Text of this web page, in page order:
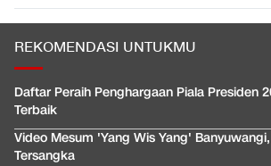
REKOMENDASI UNTUKMU
Daftar Peraih Penghargaan Piala Presiden
Terbaik
Video Mesum 'Yang Wis Yang'
Tersangka